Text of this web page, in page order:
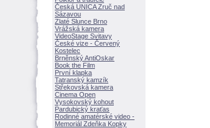
Česká UNICA Zruč nad
Sázavou
Zlaté Slunce Brno
Vrážská kamera
VideoStage Svitavy
České vize - Červený
Kostelec
Brněnský AntiOskar
Book the Film
První klapka
Tatranský kamzík
Střekovská kamera
Cinema Open
Vysokovský kohout
Pardubický kraťas
Rodinné amatérské video -
Memoriál Zdeňka Kopky